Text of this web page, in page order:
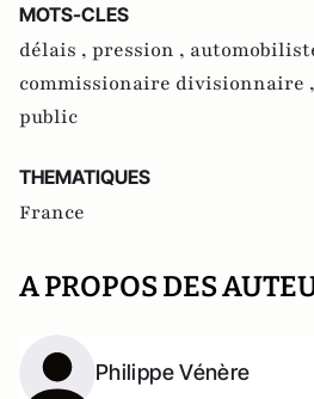
MOTS-CLES
délais , pression ,
commissionaire divisionnaire ,
public
THEMATIQUES
France
A PROPOS DES
Philippe Vénère